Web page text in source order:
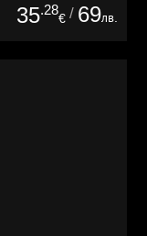
35.28
€ / 69лв.